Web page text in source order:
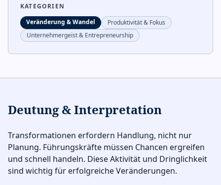
KATEGORIEN
Veränderung & Wandel
Produktivität & Fokus
Unternehmergeist & Entrepreneurship
Deutung & Interpretation
Transformationen erfordern Handlung, nicht nur
Planung. Führungskräfte müssen Chancen ergreifen
und schnell handeln. Diese Aktivität und Dringlichkeit
sind wichtig für erfolgreiche Veränderungen.